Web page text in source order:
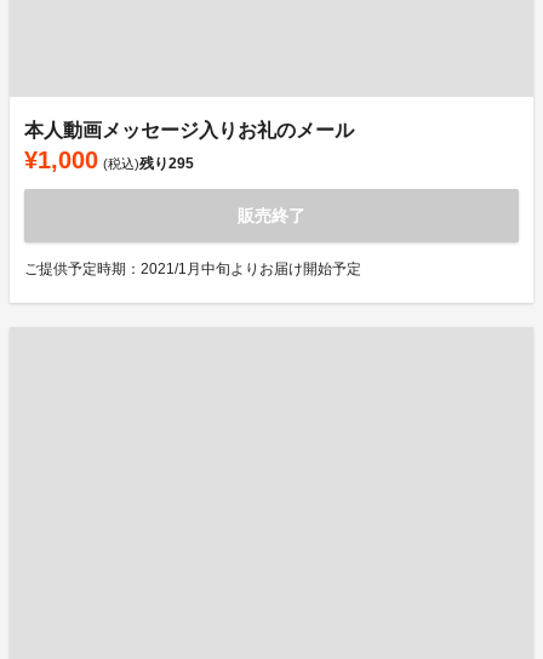
本人動画メッセージ入りお礼のメール
¥1,000 (税込)残り295
販売終了
ご提供予定時期：2021/1月中旬よりお届け開始予定